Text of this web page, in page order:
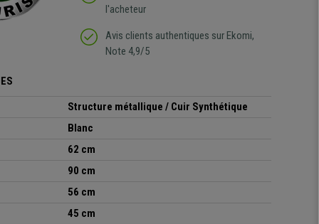
l'acheteur
Avis clients authentiques sur Ekomi,
Note 4,9/5
Structure métallique / Cuir Synthétique
Blanc
62 cm
90 cm
56 cm
45 cm